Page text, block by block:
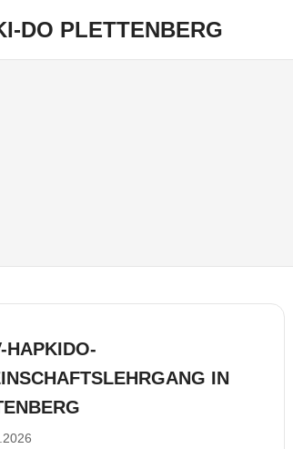
DO PLETTENBERG
HAPKIDO-
IN